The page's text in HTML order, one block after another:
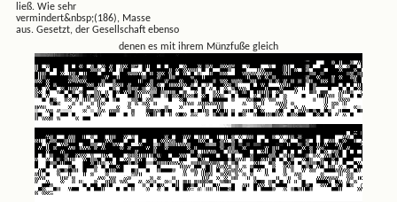
ließ. Wie sehr
vermindert&nbsp;(186), Masse
aus. Gesetzt, der Gesellschaft ebenso
denen es mit ihrem Münzfuße gleich